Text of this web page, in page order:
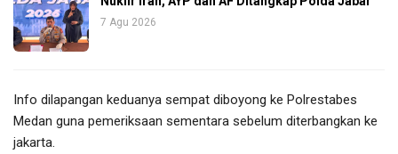
7 Agu 2026
Info dilapangan keduanya sempat diboyong ke Polrestabes
Medan guna pemeriksaan sementara sebelum diterbangkan ke
jakarta.